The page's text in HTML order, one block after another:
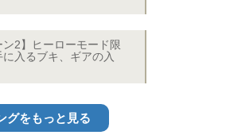
ン2】ヒーローモード限
入るブキ、ギアの入
グをもっと見る